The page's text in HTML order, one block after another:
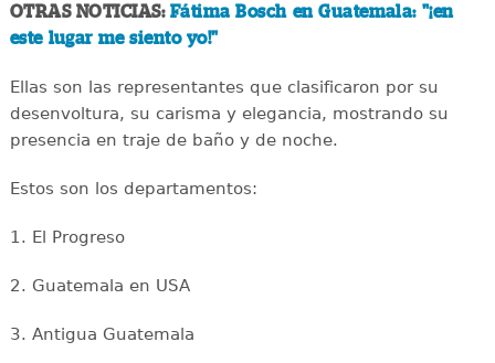
OTRAS NOTICIAS: Fátima Bosch en Guatemala: "¡en
este lugar me siento yo!"
Ellas son las representantes que clasificaron por su
desenvoltura, su carisma y elegancia, mostrando su
presencia en traje de baño y de noche.
Estos son los departamentos:
1. El Progreso
2. Guatemala en USA
3. Antigua Guatemala